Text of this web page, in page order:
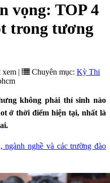
vọng: TOP 4
trong tương
xem | Chuyên mục: Kỳ Thi
không phải thí sinh nào
ở thời điểm hiện tại, nhất là
ngành nghề và các trường đào